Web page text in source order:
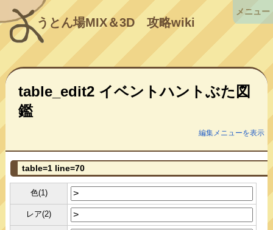
うとん場MIX＆3D攻略wiki
table_edit2 イベントハントぶた図
鑑
編集メニューを表示
table=1 line=70
色(1)
レア(2)
メニュー